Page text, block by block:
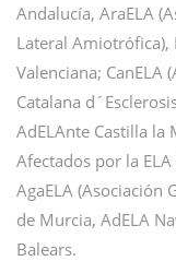
Andalucía, AraELA
Lateral Amiotrófica),
Valenciana; CanELA
Catalana
AdELAnte Castilla la
Afectados por la
AgaELA (Asociación
de Murcia, AdELA
Balears.